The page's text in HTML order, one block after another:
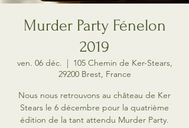
Murder Party Fénelon
2019
ven. 06 déc.
  |
105 Chemin de Ker-Stears,
29200 Brest, France
Nous nous retrouvons au château de Ker
Stears le 6 décembre pour la quatrième
édition de la tant attendu Murder Party.